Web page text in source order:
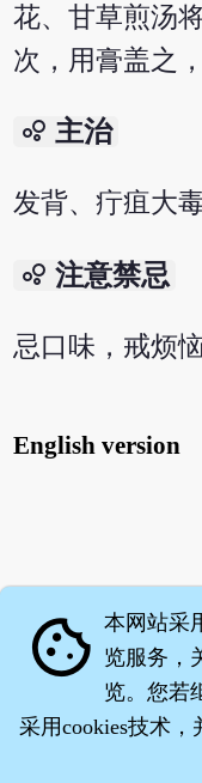
花、甘草煎汤
次，用膏盖之
bubble_chart 主治
发背、疔疽大毒
bubble_chart 注意禁忌
忌口味，戒烦
English version
cookie 本网站采
览服务，
览。您若
采用cookies技术